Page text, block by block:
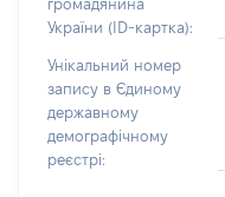
громадянина
України (ID-картка):
Унікальний номер
запису в Єдиному
державному
демографічному
реєстрі: